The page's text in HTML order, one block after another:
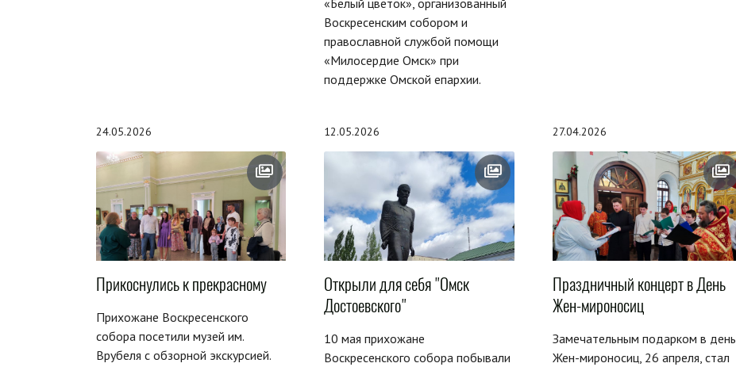
Воскресенским собором и
православной службой помощи
«Милосердие Омск» при
поддержке Омской епархии.
24.05.2026
Прикоснулись к прекрасному
Прихожане Воскресенского
собора посетили музей им.
Врубеля с обзорной экскурсией.
12.05.2026
Открыли для себя "Омск
Достоевского"
10 мая прихожане
Воскресенского собора побывали
27.04.2026
Праздничный концерт в День
Жен-мироносиц
Замечательным подарком в день
Жен-мироносиц, 26 апреля, стал